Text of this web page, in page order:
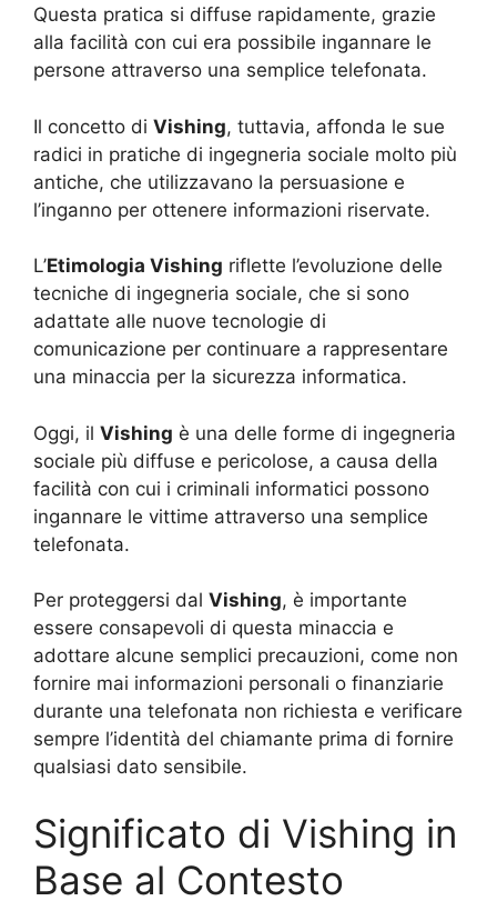
Questa pratica si diffuse rapidamente, grazie
alla facilità con cui era possibile ingannare le
persone attraverso una semplice telefonata.
Il concetto di Vishing, tuttavia, affonda le sue
radici in pratiche di ingegneria sociale molto più
antiche, che utilizzavano la persuasione e
l’inganno per ottenere informazioni riservate.
L’Etimologia Vishing riflette l’evoluzione delle
tecniche di ingegneria sociale, che si sono
adattate alle nuove tecnologie di
comunicazione per continuare a rappresentare
una minaccia per la sicurezza informatica.
Oggi, il Vishing è una delle forme di ingegneria
sociale più diffuse e pericolose, a causa della
facilità con cui i criminali informatici possono
ingannare le vittime attraverso una semplice
telefonata.
Per proteggersi dal Vishing, è importante
essere consapevoli di questa minaccia e
adottare alcune semplici precauzioni, come non
fornire mai informazioni personali o finanziarie
durante una telefonata non richiesta e verificare
sempre l’identità del chiamante prima di fornire
qualsiasi dato sensibile.
Significato di Vishing in
Base al Contesto